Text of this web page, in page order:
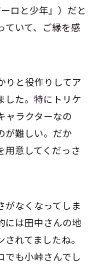
ロと少年』）だと
ていて、ご縁を感
りと役作りしてア
した。特にトリケ
ャラクターなの
が難しい。だか
用意してくだっさ
がなくなってしま
には田中さんの地
れてましたね。
でも小峠さんでし